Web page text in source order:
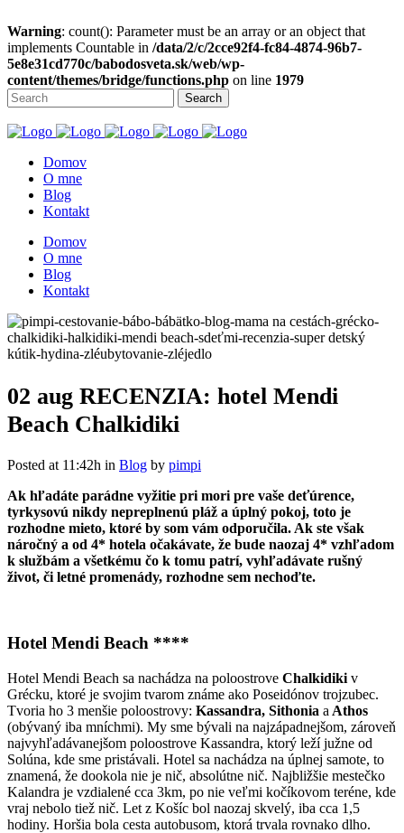
Warning: count(): Parameter must be an array or an object that
implements Countable in /data/2/c/2cce92f4-fc84-4874-96b7-
5e8e31cd770c/babodosveta.sk/web/wp-
content/themes/bridge/functions.php on line 1979
Domov
O mne
Blog
Kontakt
Domov
O mne
Blog
Kontakt
02 aug RECENZIA: hotel Mendi
Beach Chalkidiki
Posted at 11:42h in Blog by pimpi
Ak hľadáte parádne vyžitie pri mori pre vaše deťúrence,
tyrkysovú nikdy nepreplnenú pláž a úplný pokoj, toto je
rozhodne mieto, ktoré by som vám odporučila. Ak ste však
náročný a od 4* hotela očakávate, že bude naozaj 4* vzhľadom
k službám a všetkému čo k tomu patrí, vyhľadávate rušný
život, či letné promenády, rozhodne sem nechoďte.
Hotel Mendi Beach ****
Hotel Mendi Beach sa nachádza na poloostrove Chalkidiki v
Grécku, ktoré je svojim tvarom známe ako Poseidónov trojzubec.
Tvoria ho 3 menšie poloostrovy: Kassandra, Sithonia a Athos
(obývaný iba mníchmi). My sme bývali na najzápadnejšom, zároveň
najvyhľadávanejšom poloostrove Kassandra, ktorý leží južne od
Solúna, kde sme pristávali. Hotel sa nachádza na úplnej samote, to
znamená, že dookola nie je nič, absolútne nič. Najbližšie mestečko
Kalandra je vzdialené cca 3km, po nie veľmi kočíkovom teréne, kde
vraj nebolo tiež nič. Let z Košíc bol naozaj skvelý, iba cca 1,5
hodiny. Horšia bola cesta autobusom, ktorá trvala rovnako dlho.